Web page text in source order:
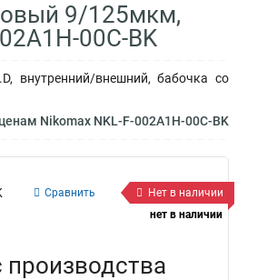
9/125мкм,
00C-BK
внутренний/внешний, бабочка со
Nikomax NKL-F-002A1H-00C-BK
Сравнить
Нет в наличии
нет в наличии
производства